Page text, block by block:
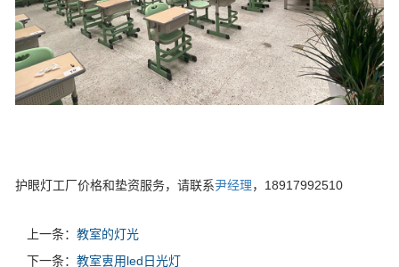
护眼灯工厂价格和垫资服务，请联系尹经理，18917992510
上一条： 教室的灯光
下一条： 教室叀用led日光灯